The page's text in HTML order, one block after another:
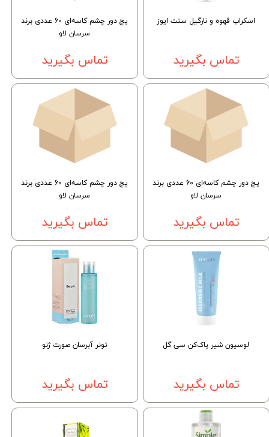
اسکراب قهوه و نارگیل سنت ایوز
تماس بگیرید
پچ دور چشم کاسه‌ای 60 عددی برند
سرسان لاو
تماس بگیرید
پچ دور چشم کاسه‌ای 60 عددی برند
سرسان لاو
تماس بگیرید
پچ دور چشم کاسه‌ای 60 عددی برند
سرسان لاو
تماس بگیرید
لوسیون شیر پاک‌کن سی گل
تماس بگیرید
تونر آبرسان صورت ژنو
تماس بگیرید